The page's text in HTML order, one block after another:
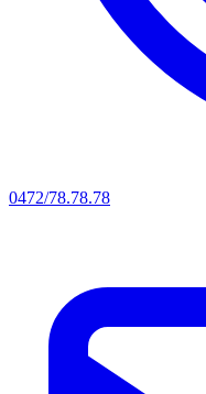
0472/78.78.78